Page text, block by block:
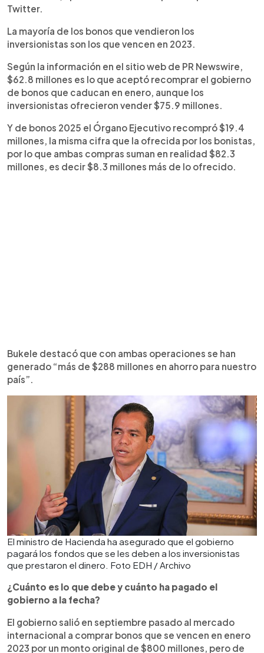
Twitter.
La mayoría de los bonos que vendieron los
inversionistas son los que vencen en 2023.
Según la información en el sitio web de PR Newswire,
$62.8 millones es lo que aceptó recomprar el gobierno
de bonos que caducan en enero, aunque los
inversionistas ofrecieron vender $75.9 millones.
Y de bonos 2025 el Órgano Ejecutivo recompró $19.4
millones, la misma cifra que la ofrecida por los bonistas,
por lo que ambas compras suman en realidad $82.3
millones, es decir $8.3 millones más de lo ofrecido.
Bukele destacó que con ambas operaciones se han
generado “más de $288 millones en ahorro para nuestro
país”.
El ministro de Hacienda ha asegurado que el gobierno
pagará los fondos que se les deben a los inversionistas
que prestaron el dinero. Foto EDH / Archivo
¿Cuánto es lo que debe y cuánto ha pagado el
gobierno a la fecha?
El gobierno salió en septiembre pasado al mercado
internacional a comprar bonos que se vencen en enero
2023 por un monto original de $800 millones, pero de